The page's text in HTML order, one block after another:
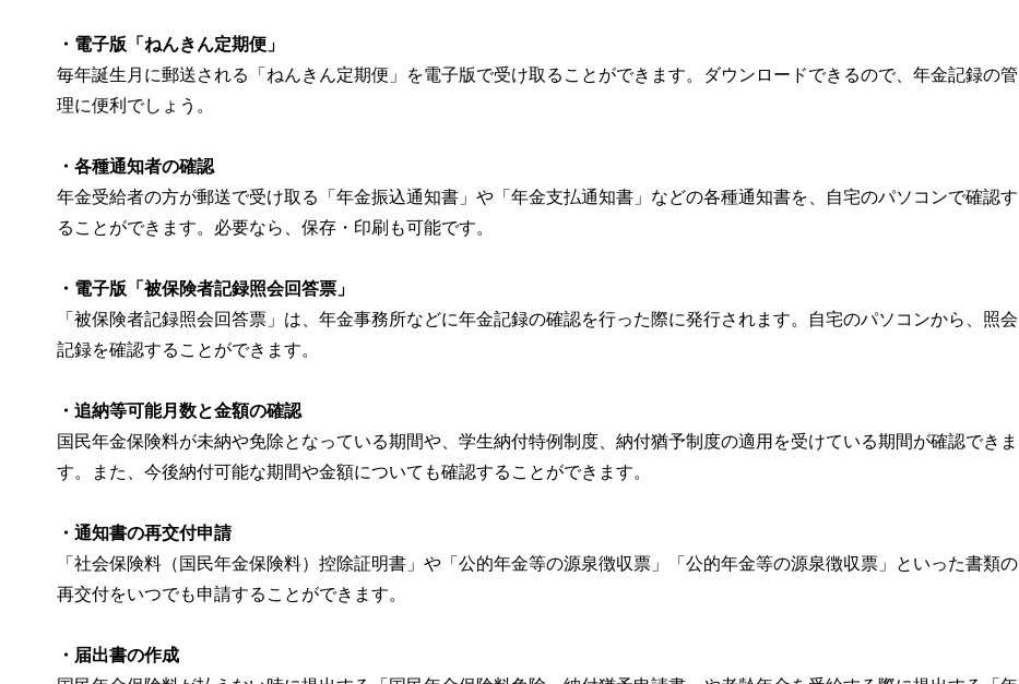
・電子版「ねんきん定期便」
毎年誕生月に郵送される「ねんきん定期便」を電子版で受け取ることができます。ダウンロードできるので、年金記録の管
理に便利でしょう。
・各種通知者の確認
年金受給者の方が郵送で受け取る「年金振込通知書」や「年金支払通知書」などの各種通知書を、自宅のパソコンで確認す
ることができます。必要なら、保存・印刷も可能です。
・電子版「被保険者記録照会回答票」
「被保険者記録照会回答票」は、年金事務所などに年金記録の確認を行った際に発行されます。自宅のパソコンから、照会
記録を確認することができます。
・追納等可能月数と金額の確認
国民年金保険料が未納や免除となっている期間や、学生納付特例制度、納付猶予制度の適用を受けている期間が確認できま
す。また、今後納付可能な期間や金額についても確認することができます。
・通知書の再交付申請
「社会保険料（国民年金保険料）控除証明書」や「公的年金等の源泉徴収票」「公的年金等の源泉徴収票」といった書類の
再交付をいつでも申請することができます。
・届出書の作成